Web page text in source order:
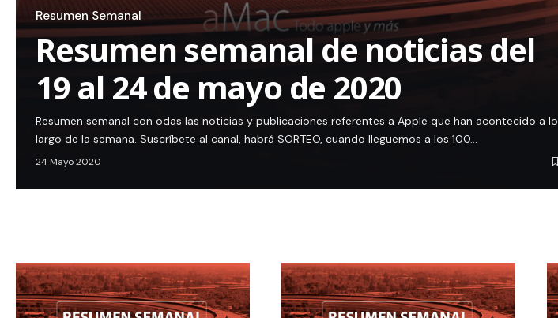
Resumen Semanal
Resumen semanal de noticias del
19 al 24 de mayo de 2020
Resumen semanal con odas las noticias y publicaciones referentes a Apple que han acontecido a lo
largo de la semana. Suscríbete al canal, habrá SORTEO, cuando lleguemos a los 100…
24 Mayo 2020